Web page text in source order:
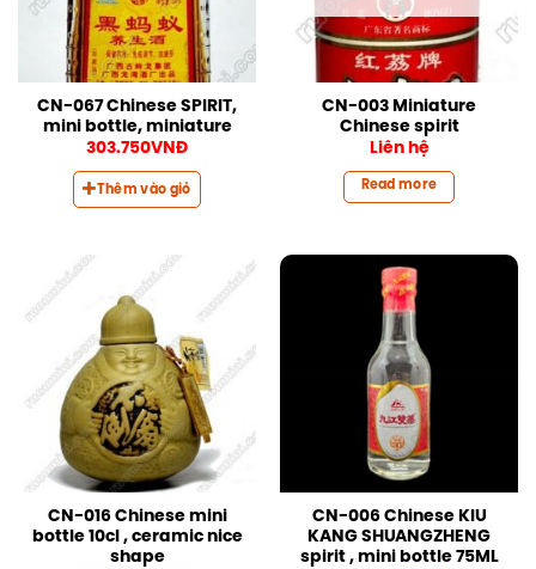
CN-067 Chinese SPIRIT,
mini bottle, miniature
303.750VNĐ
Thêm vào giỏ
CN-003 Miniature
Chinese spirit
Liên hệ
Read more
CN-016 Chinese mini
bottle 10cl , ceramic nice
shape
CN-006 Chinese KIU
KANG SHUANGZHENG
spirit , mini bottle 75ML